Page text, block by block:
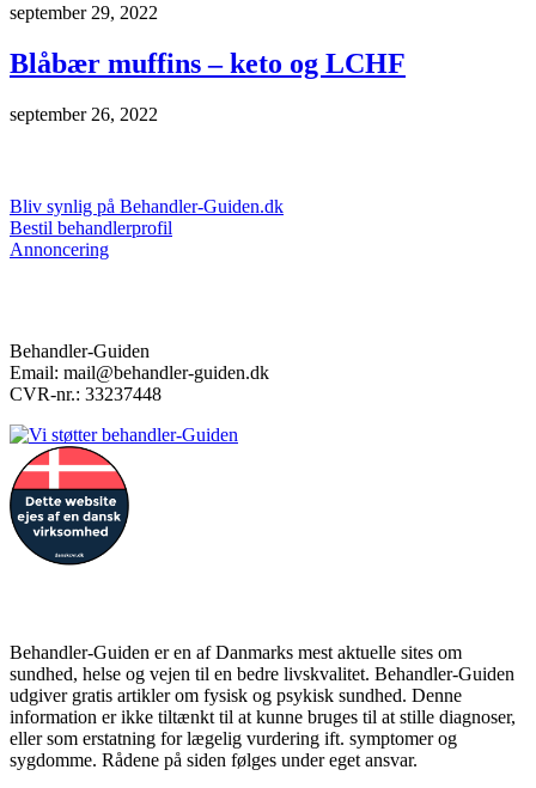
september 29, 2022
Blåbær muffins – keto og LCHF
september 26, 2022
Bliv synlig på Behandler-Guiden.dk
Bestil behandlerprofil
Annoncering
Behandler-Guiden
Email: mail@behandler-guiden.dk
CVR-nr.: 33237448
Behandler-Guiden er en af Danmarks mest aktuelle sites om
sundhed, helse og vejen til en bedre livskvalitet. Behandler-Guiden
udgiver gratis artikler om fysisk og psykisk sundhed. Denne
information er ikke tiltænkt til at kunne bruges til at stille diagnoser,
eller som erstatning for lægelig vurdering ift. symptomer og
sygdomme. Rådene på siden følges under eget ansvar.